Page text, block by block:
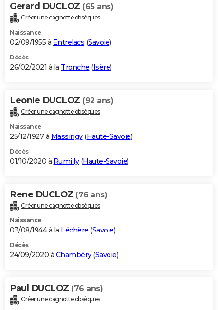
Gerard DUCLOZ (65 ans)
Créer une cagnotte obsèques
Naissance
02/09/1955 à Entrelacs (Savoie)
Décès
26/02/2021 à la Tronche (Isère)
Leonie DUCLOZ (92 ans)
Créer une cagnotte obsèques
Naissance
25/12/1927 à Massingy(Haute-Savoie)
Décès
01/10/2020 à Rumilly(Haute-Savoie)
Rene DUCLOZ (76 ans)
Créer une cagnotte obsèques
Naissance
03/08/1944 à la Léchère (Savoie)
Décès
24/09/2020 à Chambéry(Savoie)
Paul DUCLOZ (76 ans)
Créer une cagnotte obsèques